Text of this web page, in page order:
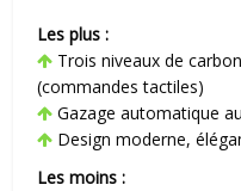
Les plus :
Trois niveaux de
(commandes tactiles)
Gazage automatique
Design moderne,
Les moins :